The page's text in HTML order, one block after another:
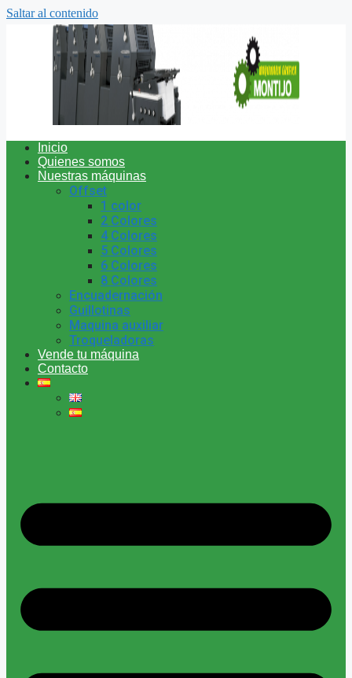
Saltar al contenido
Inicio
Quienes somos
Nuestras máquinas
Offset
1 color
2 Colores
4 Colores
5 Colores
6 Colores
8 Colores
Encuadernación
Guillotinas
Maquina auxiliar
Troqueladoras
Vende tu máquina
Contacto